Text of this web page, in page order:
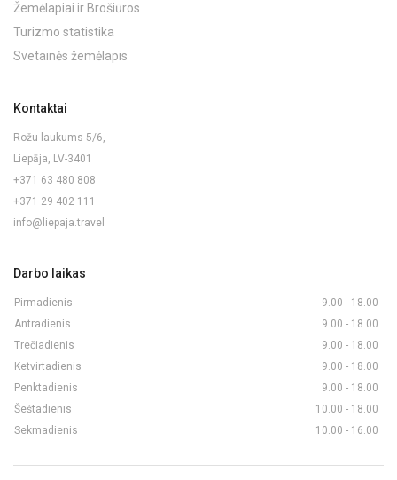
Žemėlapiai ir Brošiūros
Turizmo statistika
Svetainės žemėlapis
Kontaktai
Rožu laukums 5/6,
Liepāja, LV-3401
+371 63 480 808
+371 29 402 111
info@liepaja.travel
Darbo laikas
Pirmadienis
9.00 - 18.00
Antradienis
9.00 - 18.00
Trečiadienis
9.00 - 18.00
Ketvirtadienis
9.00 - 18.00
Penktadienis
9.00 - 18.00
Šeštadienis
10.00 - 18.00
Sekmadienis
10.00 - 16.00